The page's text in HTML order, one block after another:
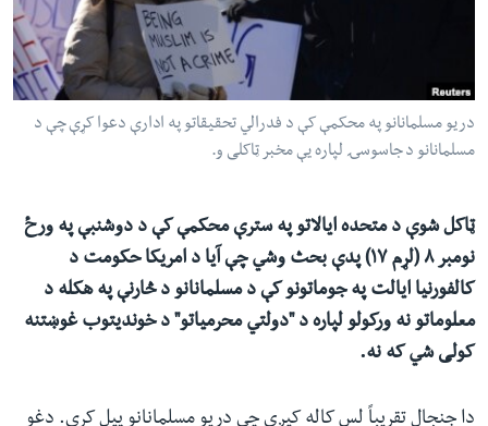
ځای
لاړ
له مونږ سره په تماس کې پاتې شئ
ژبې
دریو مسلمانانو په محکمې کې د فدرالي تحقیقاتو په ادارې دعوا کړې چې د
مسلمانانو د جاسوسۍ لپاره یې مخبر ټاکلی و.
ټاکل شوې د متحده ایالاتو په سترې محکمې کې د دوشنبې په ورځ
نومبر ۸ (لړم ۱۷) پدې بحث وشي چې آیا د امریکا حکومت د
کالفورنیا ایالت په جوماتونو کې د مسلمانانو د څارنې په هکله د
معلوماتو نه ورکولو لپاره د "دولتي محرمیاتو" د خوندیتوب غوښتنه
کولی شي که نه.
دا جنجال تقریباً لس کاله کیږي چې دریو مسلمانانو پیل کړی. دغو